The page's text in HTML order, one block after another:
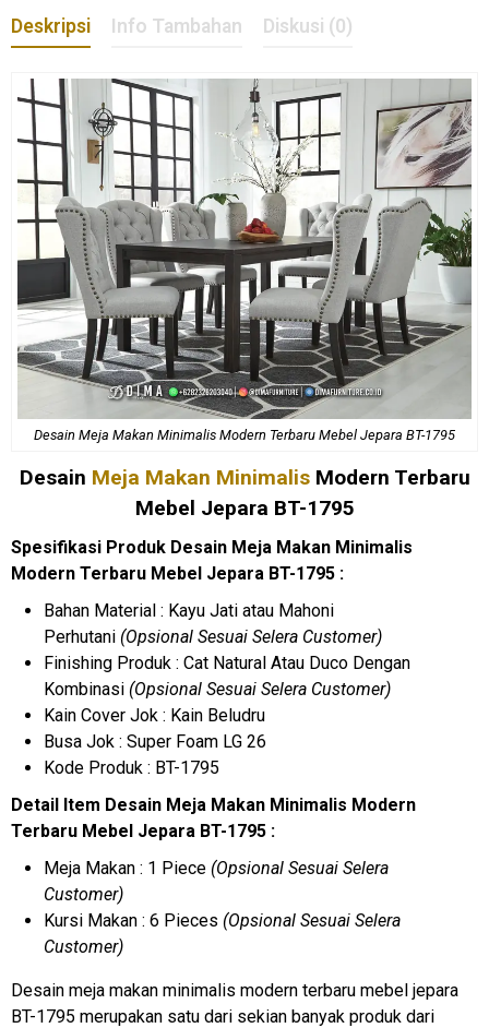
Deskripsi Info Tambahan Diskusi (0)
Desain Meja Makan Minimalis Modern Terbaru Mebel Jepara BT-1795
Desain Meja Makan MinimalisModern Terbaru
Mebel Jepara BT-1795
Spesifikasi Produk Desain Meja Makan Minimalis
Modern Terbaru Mebel Jepara BT-1795 :
Bahan Material : Kayu Jati atau Mahoni
Perhutani (Opsional Sesuai Selera Customer)
Finishing Produk : Cat Natural Atau Duco Dengan
Kombinasi (Opsional Sesuai Selera Customer)
Kain Cover Jok : Kain Beludru
Busa Jok : Super Foam LG 26
Kode Produk : BT-1795
Detail Item Desain Meja Makan Minimalis Modern
Terbaru Mebel Jepara BT-1795 :
Meja Makan : 1 Piece (Opsional Sesuai Selera
Customer)
Kursi Makan : 6 Pieces (Opsional Sesuai Selera
Customer)
Desain meja makan minimalis modern terbaru mebel jepara
BT-1795 merupakan satu dari sekian banyak produk dari